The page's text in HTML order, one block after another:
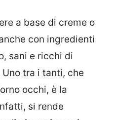
a base di creme o
con ingredienti
sani e ricchi di
tra i tanti, che
occhi, è la
si rende